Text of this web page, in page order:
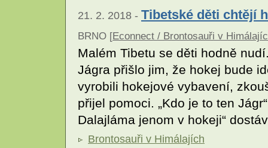
21. 2. 2018 - Tibetské děti chtějí
BRNO [Econnect / Brontosauři v
Malém Tibetu se děti hodně
Jágra přišlo jim, že hokej bude
vyrobili hokejové vybavení,
přijel pomoci. „Kdo je to ten
Dalajláma jenom v hokeji“
Brontosauři v Himálajích